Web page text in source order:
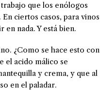
que los enólogos
ciertos casos, para vinos
nada. Y está bien.
¿Como se hace esto con
el acido málico se
y crema, y que al
en el paladar.